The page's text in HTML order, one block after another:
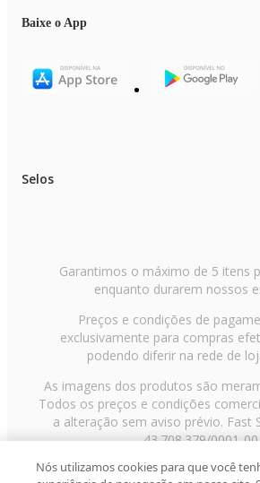
Baixe o App
Selos
Garantimos o máximo de 5 itens
enquanto durarem nossos
Preços e condições de
exclusivamente para compras
podendo diferir na rede de
As imagens dos produtos são
Todos os preços e condições
a alteração sem aviso prévio. Fast
43.708.379/0001-00
Avenida Zaki Narchi, nº 1650,
Nós utilizamos cookies para que você